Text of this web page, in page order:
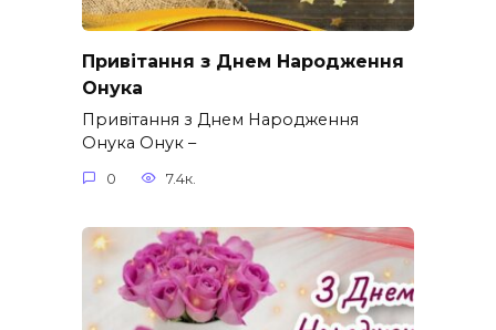
Привітання з Днем Народження
Онука
Привітання з Днем Народження
Онука Онук –
0 7.4к.